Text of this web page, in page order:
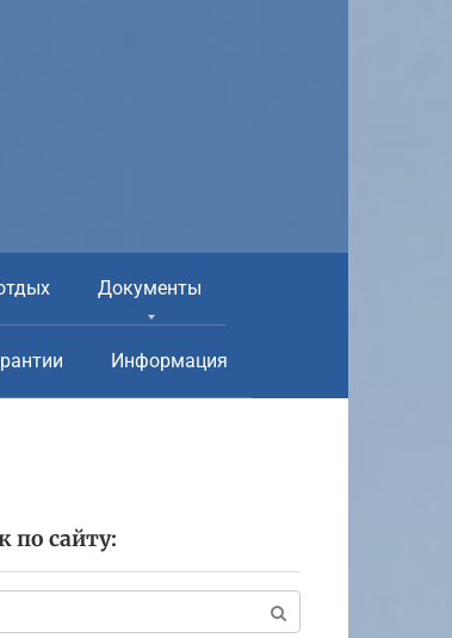
Документы
Информация
по сайту: